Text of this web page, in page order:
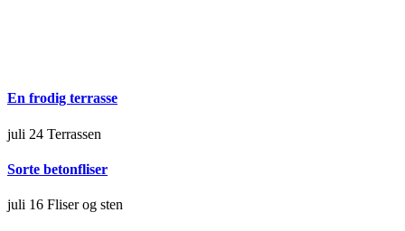
En frodig terrasse
juli 24 Terrassen
Sorte betonfliser
juli 16 Fliser og sten